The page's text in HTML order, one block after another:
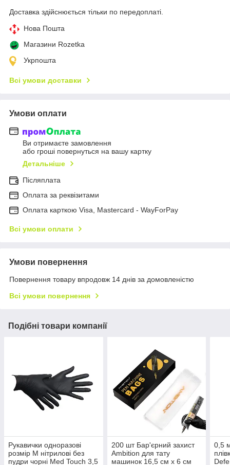
Доставка здійснюється тільки по передоплаті.
Нова Пошта
Магазини Rozetka
Укрпошта
Всі умови доставки
Умови оплати
Ви отримаєте замовлення
або гроші повернуться на вашу картку
Детальніше
Післяплата
Оплата за реквізитами
Оплата карткою Visa, Mastercard - WayForPay
Всі умови оплати
Умови повернення
Повернення товару впродовж 14 днів за домовленістю
Всі умови повернення
Подібні товари компанії
Рукавички одноразові
розмір М нітрилові без
пудри чорні Med Touch 3,5
200 шт Бар'єрний захист
Ambition для тату
машинок 16,5 см х 6 см
0,5